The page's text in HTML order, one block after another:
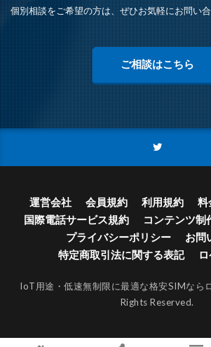
個別相談をご希望の方は、ぜひお気軽にお問い
ご相談はこちら
運営会社 会員規約 利用規約 料
国際電話サービス規約
コンテンツ制
プライバシーポリシー
お問
特定商取引法に関する表記
IoT用途・低速無制限に最適な格安SIMなら
Rights Reserved.